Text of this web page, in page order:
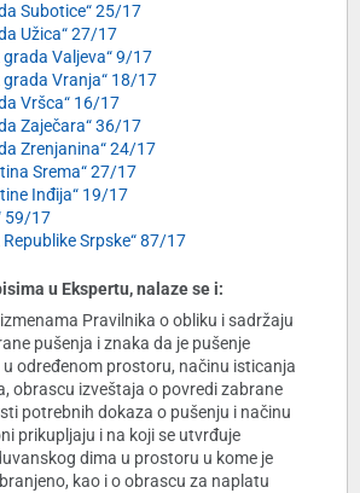
Subotice“ 25/17
Užica“ 27/17
grada Valjeva“ 9/17
grada Vranja“ 18/17
Vršca“ 16/17
Zaječara“ 36/17
Zrenjanina“ 24/17
Srema“ 27/17
Inđija“ 19/17
59/17
Republike Srpske“ 87/17
u Ekspertu, nalaze se i:
Pravilnika o obliku i sadržaju
pušenja i znaka da je pušenje
određenom prostoru, načinu isticanja
obrascu izveštaja o povredi zabrane
potrebnih dokaza o pušenju i načinu
prikupljaju i na koji se utvrđuje
dima u prostoru u kome je
kao i o obrascu za naplatu